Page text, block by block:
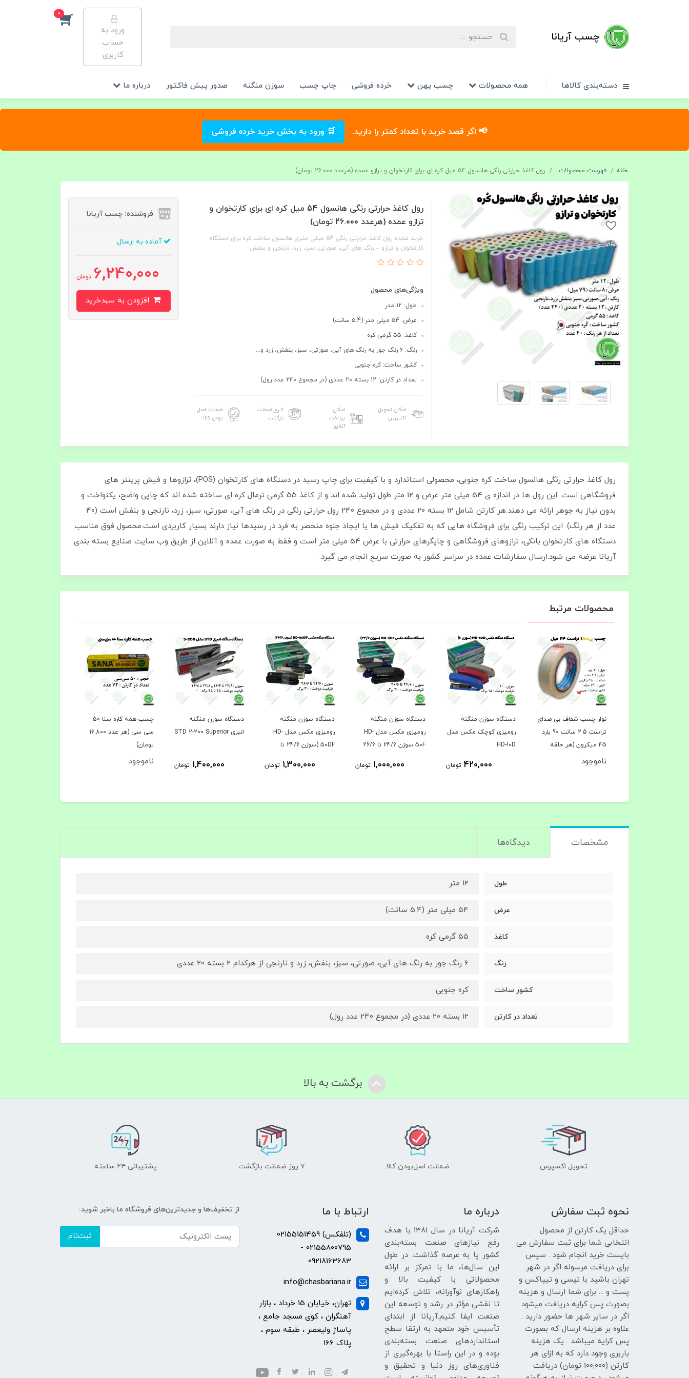
📢 اگر قصد خرید با تعداد کمتر را دارید. 🛒 ورود به بخش خرید خرده فروشی
چسب آریانا
ورود به
حساب
کاربری
0
دسته‌بندی کالاها همه محصولات چسب پهن خرده فروشی چاپ چسب سوزن منگنه صدور پیش فاکتور درباره ما
خانه فهرست محصولات رول کاغذ حرارتی رنگی هانسول 54 میل کره‌ ای برای کارتخوان و ترازو عمده (هرعدد 26.000 تومان)
رول کاغذ حرارتی رنگی هانسول 54 میل کره‌ ای برای کارتخوان و
ترازو عمده (هرعدد 26.000 تومان)
خرید عمده رول کاغذ حرارتی رنگی 54 میلی‌ متری هانسول ساخت کره برای دستگاه
کارتخوان و ترازو – رنگ‌ های آبی، صورتی، سبز، زرد، نارنجی و بنفش
ویژگی‌های محصول
طول: 12 متر
عرض: 54 میلی متر (5.4 سانت)
کاغذ: 55 گرمی کره
رنگ: 6 رنگ جور به رنگ های آبی، صورتی، سبز، بنفش، زرد و...
کشور ساخت: کره جنوبی
تعداد در کارتن: 12 بسته 20 عددی (در مجموع 240 عدد رول)
امکان تحویل
اکسپرس
امکان
پرداخت
آنلاین
۷ روز ضمانت
بازگشت
ضمانت اصل
بودن کالا
فروشنده: چسب آریانا
آماده به ارسال
6,240,000 تومان
رول کاغذ حرارتی رنگی هانسول ساخت کره جنوبی، محصولی استاندارد و با کیفیت برای چاپ رسید در دستگاه‌ های کارتخوان (POS)، ترازوها و فیش‌ پرینتر های
فروشگاهی است. این رول‌ ها در اندازه‌ ی 54 میلی‌ متر عرض و 12 متر طول تولید شده‌ اند و از کاغذ 55 گرمی ترمال کره‌ ای ساخته شده‌ اند که چاپی واضح، یکنواخت و
بدون نیاز به جوهر ارائه می‌ دهند.هر کارتن شامل 12 بسته 20 عددی و در مجموع 240 رول حرارتی رنگی در رنگ‌ های آبی، صورتی، سبز، زرد، نارنجی و بنفش است (40
عدد از هر رنگ). این ترکیب رنگی برای فروشگاه‌ هایی که به تفکیک فیش‌ ها یا ایجاد جلوه منحصر به‌ فرد در رسیدها نیاز دارند بسیار کاربردی است.محصول فوق مناسب
دستگاه‌ های کارتخوان بانکی، ترازوهای فروشگاهی و چاپگرهای حرارتی با عرض 54 میلی‌ متر است و فقط به صورت عمده و آنلاین از طریق وب‌ سایت صنایع بسته بندی
آریانا عرضه می‌ شود.ارسال سفارشات عمده در سراسر کشور به‌ صورت سریع انجام می‌ گیرد.
محصولات مرتبط
نوار چسب شفاف بی‌ صدای
تراست 2.5 سانت 90 یارد
45 میکرون (هر حلقه
72.000 تومان)
ناموجود
دستگاه سوزن منگنه
رومیزی کوچک مکس مدل
HD-10D
420,000 تومان
دستگاه سوزن منگنه
رومیزی مکس مدل HD-
50F سوزن 24/6 تا 26/6
1,000,000 تومان
دستگاه سوزن منگنه
رومیزی مکس مدل HD-
50DF (سوزن 24/6 تا
1,300,000 تومان
دستگاه سوزن منگنه
انبری STD 2-200 Superior
1,400,000 تومان
چسب همه کاره سنا 50
سی سی (هر عدد 16.800
تومان)
ناموجود
مشخصات دیدگاه‌ها
طول 12 متر
عرض 54 میلی متر (5.4 سانت)
کاغذ 55 گرمی کره
رنگ 6 رنگ جور به رنگ های آبی، صورتی، سبز، بنفش، زرد و نارنجی از هرکدام 2 بسته 20 عددی
کشور ساخت کره جنوبی
تعداد در کارتن 12 بسته 20 عددی (در مجموع 240 عدد رول)
برگشت به بالا
تحویل اکسپرس ضمانت اصل‌بودن کالا ۷ روز ضمانت بازگشت پشتیبانی ۲۴ ساعته
نحوه ثبت سفارش
حداقل یک کارتن از محصول
انتخابی شما برای ثبت سفارش می
بایست خرید انجام شود . سپس
برای دریافت مرسوله اگر در شهر
تهران باشید با تپسی و تیپاکس و
پست و ... برای شما ارسال و هزینه
بصورت پس کرایه دریافت میشود .
اگر در سایر شهر ها حضور دارید .
علاوه بر هزینه ارسال که بصورت
پس کرایه میباشد . یک هزینه
باربری وجود دارد که به ازای هر
کارتن (100,۰۰۰ تومان) دریافت
درباره ما
شرکت آریانا در سال 1381 با هدف
رفع نیازهای صنعت بسته‌بندی
کشور پا به عرصه گذاشت. در طول
این سال‌ها، ما با تمرکز بر ارائه
محصولاتی با کیفیت بالا و
راهکارهای نوآورانه، تلاش کرده‌ایم
تا نقشی مؤثر در رشد و توسعه این
صنعت ایفا کنیم.آریانا از ابتدای
تأسیس خود متعهد به ارتقا سطح
استانداردهای صنعت بسته‌بندی
بوده و در این راستا با بهره‌گیری از
فناوری‌های روز دنیا و تحقیق و
ارتباط با ما
(تلفکس) 02155151459
02155800795 -
09218163683
info@chasbariana.ir
تهران، خیابان 15 خرداد ، بازار
آهنگران ، کوی مسجد جامع ،
پاساژ ولیعصر ، طبقه سوم ،
پلاک 166
از تخفیف‌ها و جدیدترین‌های فروشگاه ما باخبر شوید:
ثبت‌نام